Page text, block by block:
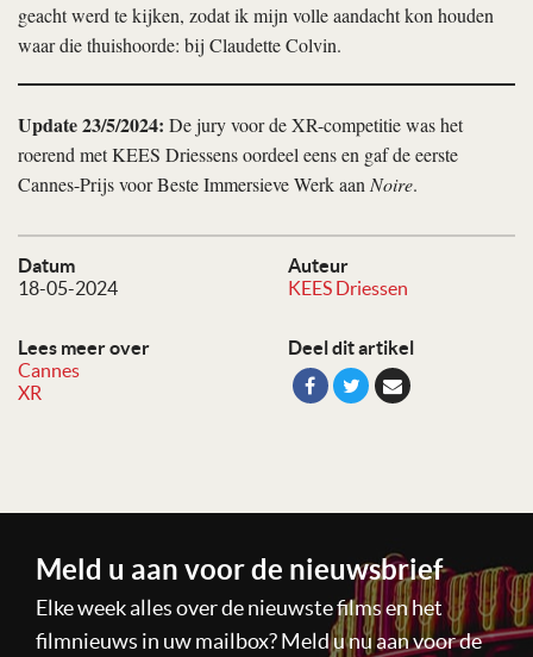
Datum
18-05-2024
Auteur
KEES Driessen
Lees meer over
Cannes
XR
Deel dit artikel
geacht werd te kijken, zodat ik mijn volle aandacht kon houden
waar die thuishoorde: bij Claudette Colvin.
Update 23/5/2024: De jury voor de XR-competitie was het
roerend met KEES Driessens oordeel eens en gaf de eerste
Cannes-Prijs voor Beste Immersieve Werk aanNoire.
Meld u aan voor de nieuwsbrief
Elke week alles over de nieuwste films en het
filmnieuws in uw mailbox? Meld u nu aan voor de